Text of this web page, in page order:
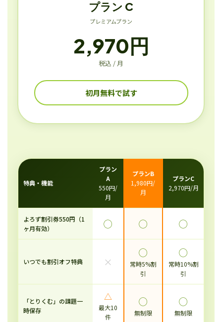
プラン C
プレミアムプラン
2,970円
税込 / 月
初月無料で試す
特典・機能
プラン
A
550円/
月
プランB
1,980円/
月
プランC
2,970円/月
よろず割引券550円（1
ヶ月有効）
◯ ◯ ◯
いつでも割引オフ特典 ×
◯
常時5%割
引
◯
常時10%割
引
「とりくむ」の課題一
時保存
△
最大10
件
◯
無制限
◯
無制限